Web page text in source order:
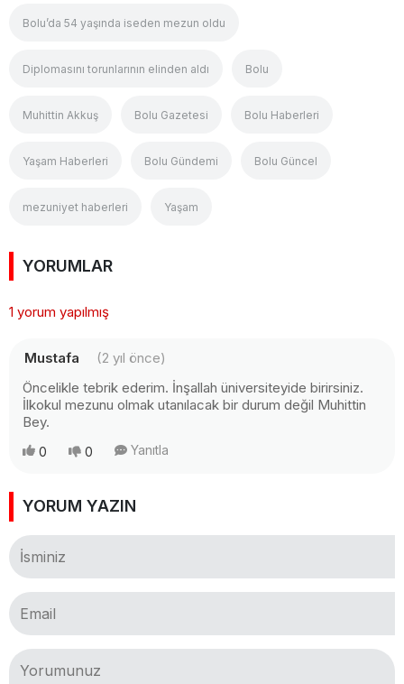
Bolu’da 54 yaşında iseden mezun oldu
Diplomasını torunlarının elinden aldı Bolu
Muhittin Akkuş Bolu Gazetesi Bolu Haberleri
Yaşam Haberleri Bolu Gündemi Bolu Güncel
mezuniyet haberleri Yaşam
YORUMLAR
1 yorum yapılmış
Mustafa
(2 yıl önce)
Öncelikle tebrik ederim. İnşallah üniversiteyide birirsiniz.
İlkokul mezunu olmak utanılacak bir durum değil Muhittin
Bey.
0 0 Yanıtla
YORUM YAZIN